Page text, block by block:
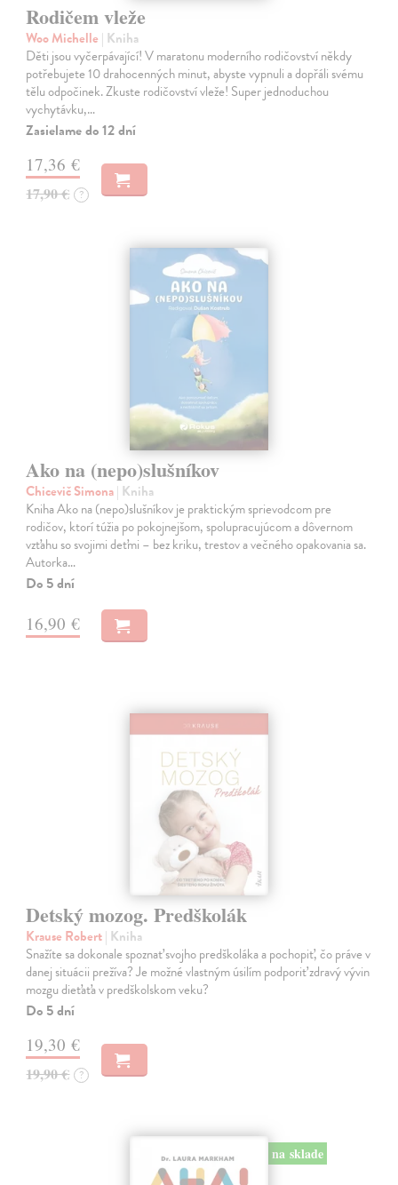
Rodičem vleže
Woo Michelle | Kniha
Děti jsou vyčerpávající! V maratonu moderního rodičovství někdy
potřebujete 10 drahocenných minut, abyste vypnuli a dopřáli svému
tělu odpočinek. Zkuste rodičovství vleže! Super jednoduchou
vychytávku,…
Zasielame do 12 dní
17,36 €
17,90 € ?
Ako na (nepo)slušníkov
Chicevič Simona| Kniha
Kniha Ako na (nepo)slušníkov je praktickým sprievodcom pre
rodičov, ktorí túžia po pokojnejšom, spolupracujúcom a dôvernom
vzťahu so svojimi deťmi – bez kriku, trestov a večného opakovania sa.
Autorka…
Do 5 dní
16,90 €
Detský mozog. Predškolák
Krause Robert| Kniha
Snažíte sa dokonale spoznať svojho predškoláka a pochopiť, čo práve v
danej situácii prežíva? Je možné vlastným úsilím podporiť zdravý vývin
mozgu dieťaťa v predškolskom veku?
Do 5 dní
19,30 €
19,90 € ?
na sklade